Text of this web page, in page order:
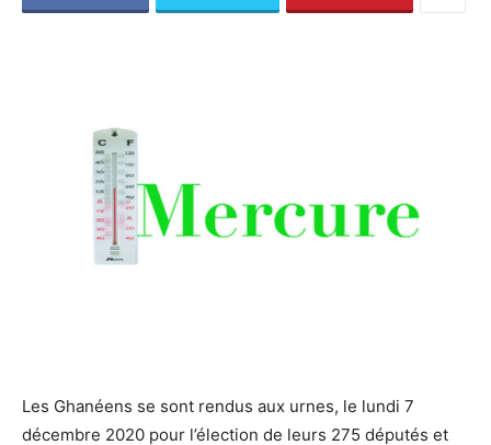
Les Ghanéens se sont rendus aux urnes, le lundi 7
décembre 2020 pour l’élection de leurs 275 députés et